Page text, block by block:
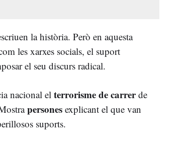
la història. Però en aquesta
les xarxes socials, el suport
el seu discurs radical.
nacional el terrorisme de carrerde
persones explicant el que van
suports.